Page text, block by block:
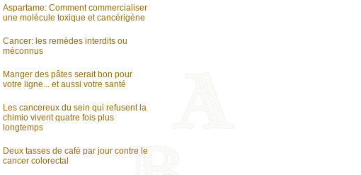
Aspartame: Comment commercialiser
une molécule toxique et cancérigène
Cancer: les remèdes interdits ou
méconnus
Manger des pâtes serait bon pour
votre ligne... et aussi votre santé
Les cancereux du sein qui refusent la
chimio vivent quatre fois plus
longtemps
Deux tasses de café par jour contre le
cancer colorectal